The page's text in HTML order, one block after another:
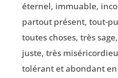
éternel, immuable,
partout présent, tout-
toutes choses, très
juste, très
tolérant et abondant